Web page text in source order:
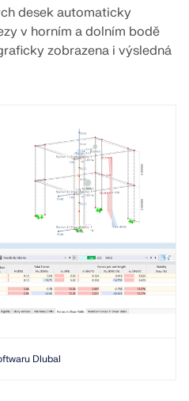
desek automaticky
v horním a dolním bodě
zobrazena i výsledná
Dlubal